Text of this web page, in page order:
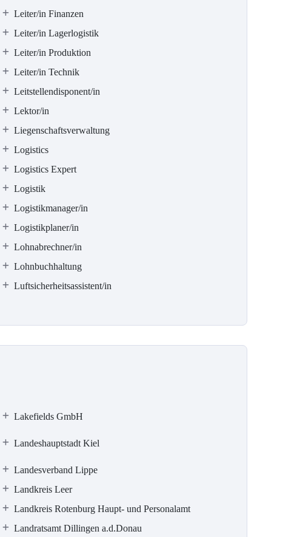
Leiter/in Finanzen
Leiter/in Lagerlogistik
Leiter/in Produktion
Leiter/in Technik
Leitstellendisponent/in
Lektor/in
Liegenschaftsverwaltung
Logistics
Logistics Expert
Logistik
Logistikmanager/in
Logistikplaner/in
Lohnabrechner/in
Lohnbuchhaltung
Luftsicherheitsassistent/in
Lakefields GmbH
Landeshauptstadt Kiel
Landesverband Lippe
Landkreis Leer
Landkreis Rotenburg Haupt- und Personalamt
Landratsamt Dillingen a.d.Donau